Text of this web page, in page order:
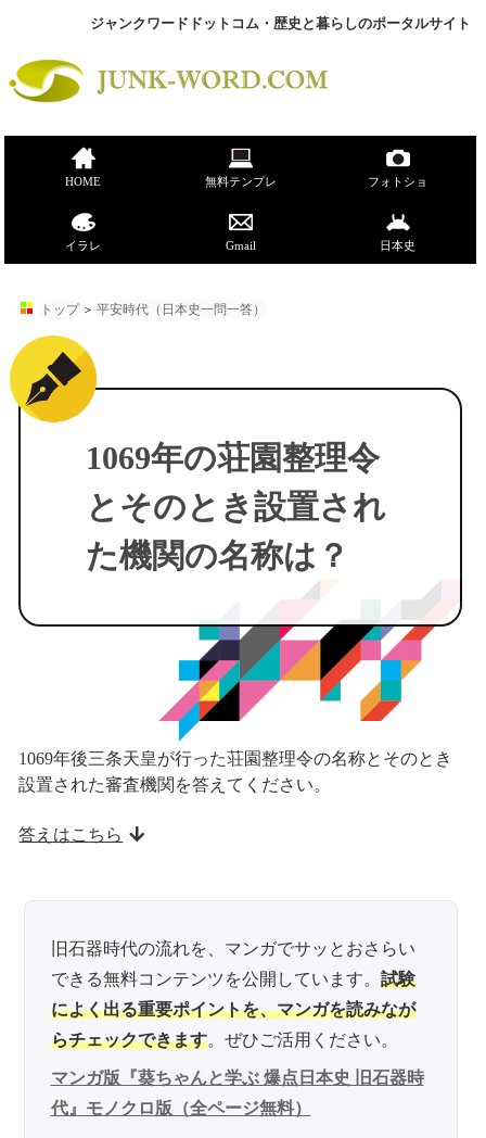
ジャンクワードドットコム・歴史と暮らしのポータルサイト
HOME 無料テンプレ フォトショ
イラレ Gmail 日本史
トップ ＞ 平安時代（日本史一問一答）
1069年の荘園整理令
とそのとき設置され
た機関の名称は？
1069年後三条天皇が行った荘園整理令の名称とそのとき
設置された審査機関を答えてください。
答えはこちら
旧石器時代の流れを、マンガでサッとおさらい
できる無料コンテンツを公開しています。 試験
によく出る重要ポイントを、マンガを読みなが
らチェックできます。ぜひご活用ください。
マンガ版『葵ちゃんと学ぶ 爆点日本史 旧石器時
代』モノクロ版（全ページ無料）